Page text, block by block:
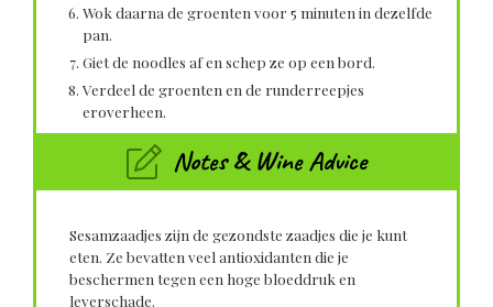
Wok daarna de groenten voor 5 minuten in dezelfde
pan.
Giet de noodles af en schep ze op een bord.
Verdeel de groenten en de runderreepjes
eroverheen.
Notes & Wine Advice
Sesamzaadjes zijn de gezondste zaadjes die je kunt
eten. Ze bevatten veel antioxidanten die je
beschermen tegen een hoge bloeddruk en
leverschade.